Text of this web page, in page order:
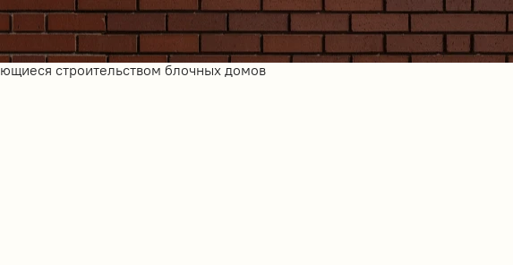
строительством блочных домов